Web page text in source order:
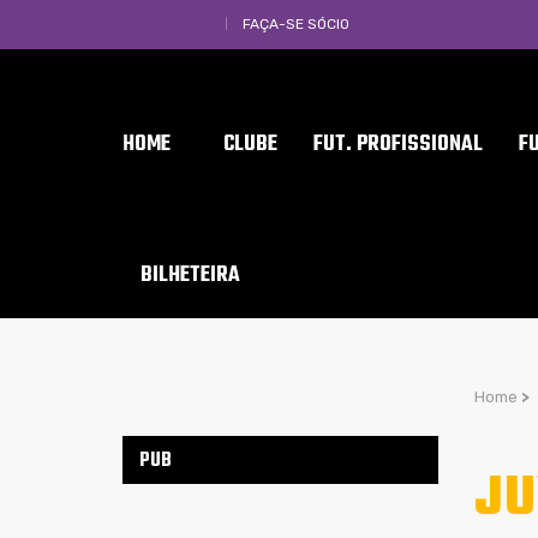
FAÇA-SE SÓCIO
HOME CLUBE FUT. PROFISSIONAL
BILHETEIRA
Home >
PUB